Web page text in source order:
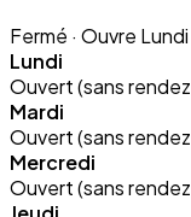
Fermé · Ouvre
Lundi
Ouvert (sans
Mardi
Ouvert (sans
Mercredi
Ouvert (sans